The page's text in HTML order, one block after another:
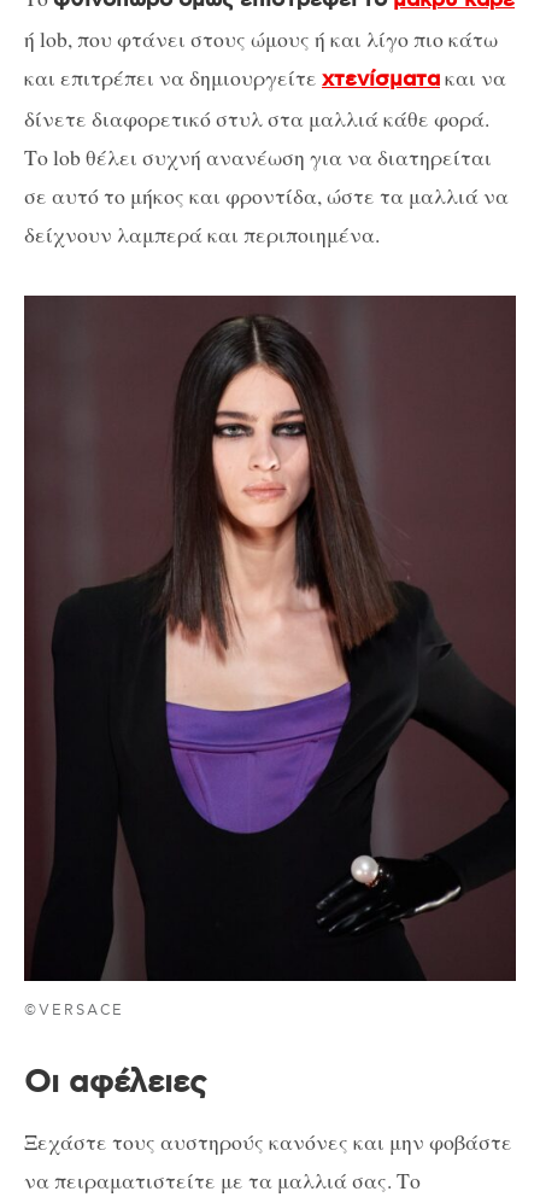
ή lob, που φτάνει στους ώμους ή και λίγο πιο κάτω
και επιτρέπει να δημιουργείτε χτενίσματακαι να
δίνετε διαφορετικό στυλ στα μαλλιά κάθε φορά.
Το lob θέλει συχνή ανανέωση για να διατηρείται
σε αυτό το μήκος και φροντίδα, ώστε τα μαλλιά να
δείχνουν λαμπερά και περιποιημένα.
©VERSACE
Οι αφέλειες
Ξεχάστε τους αυστηρούς κανόνες και μην φοβάστε
να πειραματιστείτε με τα μαλλιά σας. Το